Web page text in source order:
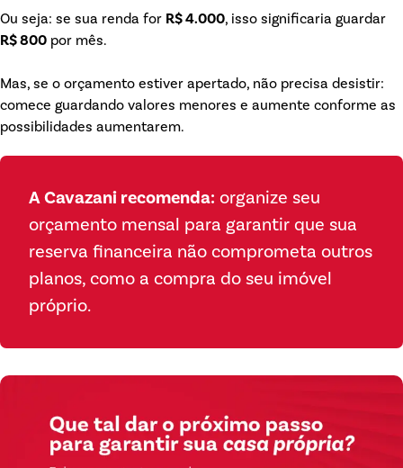
Ou seja: se sua renda for R$ 4.000, isso significaria guardar
R$ 800 por mês.
Mas, se o orçamento estiver apertado, não precisa desistir:
comece guardando valores menores e aumente conforme as
possibilidades aumentarem.
A Cavazani recomenda: organize seu
orçamento mensal para garantir que sua
reserva financeira não comprometa outros
planos, como a compra do seu imóvel
próprio.